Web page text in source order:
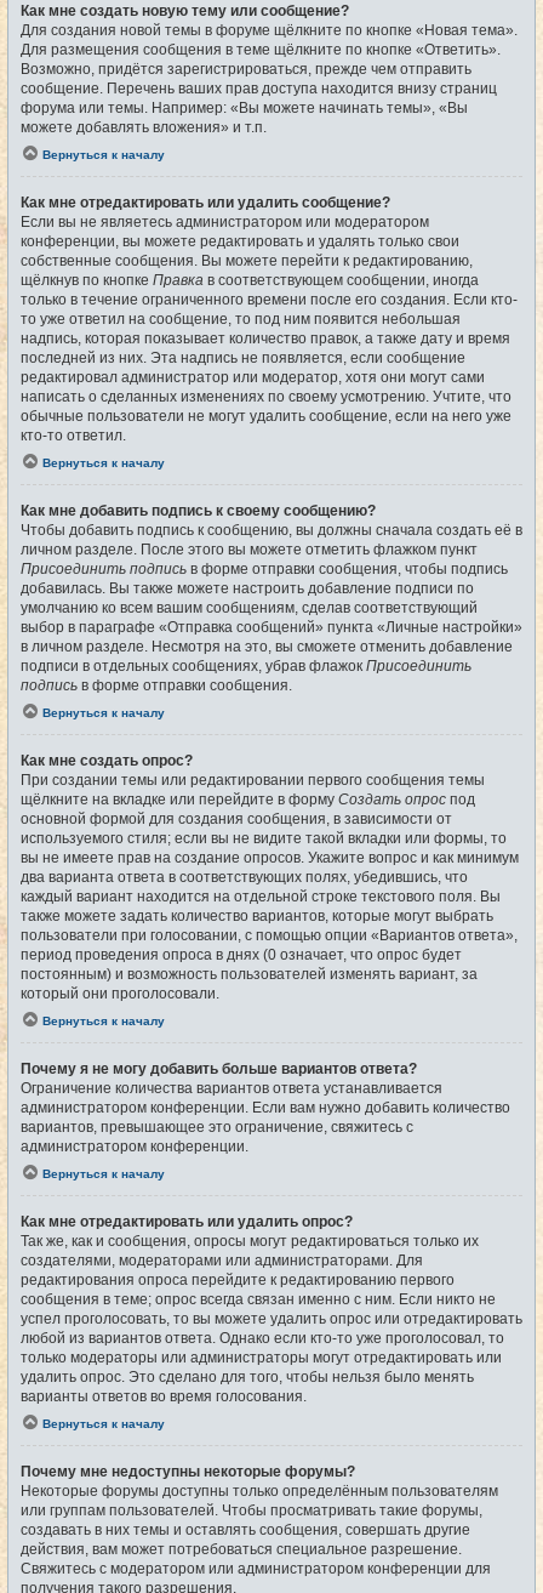
Как мне создать новую тему или сообщение?
Для создания новой темы в форуме щёлкните по кнопке «Новая тема».
Для размещения сообщения в теме щёлкните по кнопке «Ответить».
Возможно, придётся зарегистрироваться, прежде чем отправить
сообщение. Перечень ваших прав доступа находится внизу страниц
форума или темы. Например: «Вы можете начинать темы», «Вы
можете добавлять вложения» и т.п.
Вернуться к началу
Как мне отредактировать или удалить сообщение?
Если вы не являетесь администратором или модератором
конференции, вы можете редактировать и удалять только свои
собственные сообщения. Вы можете перейти к редактированию,
щёлкнув по кнопке Правка в соответствующем сообщении, иногда
только в течение ограниченного времени после его создания. Если кто-
то уже ответил на сообщение, то под ним появится небольшая
надпись, которая показывает количество правок, а также дату и время
последней из них. Эта надпись не появляется, если сообщение
редактировал администратор или модератор, хотя они могут сами
написать о сделанных изменениях по своему усмотрению. Учтите, что
обычные пользователи не могут удалить сообщение, если на него уже
кто-то ответил.
Вернуться к началу
Как мне добавить подпись к своему сообщению?
Чтобы добавить подпись к сообщению, вы должны сначала создать её в
личном разделе. После этого вы можете отметить флажком пункт
Присоединить подпись в форме отправки сообщения, чтобы подпись
добавилась. Вы также можете настроить добавление подписи по
умолчанию ко всем вашим сообщениям, сделав соответствующий
выбор в параграфе «Отправка сообщений» пункта «Личные настройки»
в личном разделе. Несмотря на это, вы сможете отменить добавление
подписи в отдельных сообщениях, убрав флажок Присоединить
подпись в форме отправки сообщения.
Вернуться к началу
Как мне создать опрос?
При создании темы или редактировании первого сообщения темы
щёлкните на вкладке или перейдите в форму Создать опрос под
основной формой для создания сообщения, в зависимости от
используемого стиля; если вы не видите такой вкладки или формы, то
вы не имеете прав на создание опросов. Укажите вопрос и как минимум
два варианта ответа в соответствующих полях, убедившись, что
каждый вариант находится на отдельной строке текстового поля. Вы
также можете задать количество вариантов, которые могут выбрать
пользователи при голосовании, с помощью опции «Вариантов ответа»,
период проведения опроса в днях (0 означает, что опрос будет
постоянным) и возможность пользователей изменять вариант, за
который они проголосовали.
Вернуться к началу
Почему я не могу добавить больше вариантов ответа?
Ограничение количества вариантов ответа устанавливается
администратором конференции. Если вам нужно добавить количество
вариантов, превышающее это ограничение, свяжитесь с
администратором конференции.
Вернуться к началу
Как мне отредактировать или удалить опрос?
Так же, как и сообщения, опросы могут редактироваться только их
создателями, модераторами или администраторами. Для
редактирования опроса перейдите к редактированию первого
сообщения в теме; опрос всегда связан именно с ним. Если никто не
успел проголосовать, то вы можете удалить опрос или отредактировать
любой из вариантов ответа. Однако если кто-то уже проголосовал, то
только модераторы или администраторы могут отредактировать или
удалить опрос. Это сделано для того, чтобы нельзя было менять
варианты ответов во время голосования.
Вернуться к началу
Почему мне недоступны некоторые форумы?
Некоторые форумы доступны только определённым пользователям
или группам пользователей. Чтобы просматривать такие форумы,
создавать в них темы и оставлять сообщения, совершать другие
действия, вам может потребоваться специальное разрешение.
Свяжитесь с модератором или администратором конференции для
получения такого разрешения.